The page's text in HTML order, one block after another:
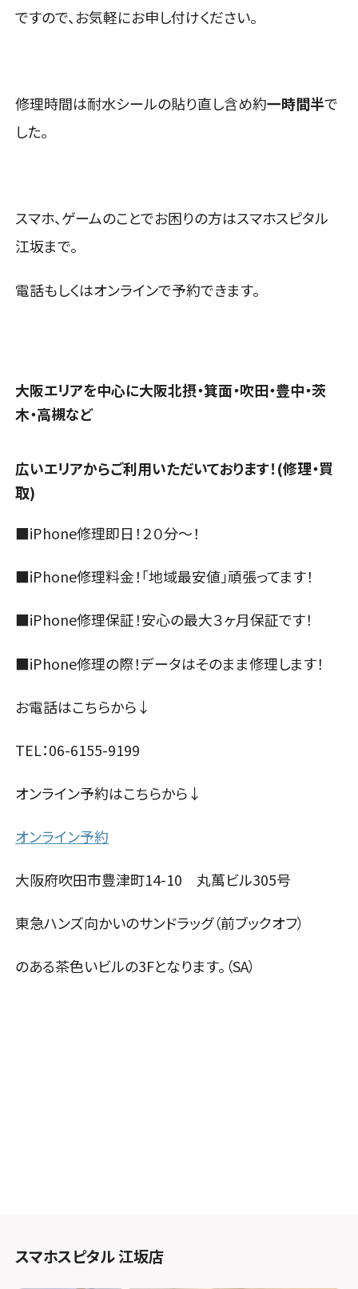
ですので、お気軽にお申し付けください。
修理時間は耐水シールの貼り直し含め約一時間半で
した。
スマホ、ゲームのことでお困りの方はスマホスピタル
江坂まで。
電話もしくはオンラインで予約できます。
大阪エリアを中心に大阪北摂・箕面・吹田・豊中・茨
木・高槻など
広いエリアからご利用いただいております！(修理・買
取)
■iPhone修理即日！２０分～！
■iPhone修理料金！「地域最安値」頑張ってます！
■iPhone修理保証！安心の最大３ヶ月保証です！
■iPhone修理の際！データはそのまま修理します！
お電話はこちらから↓
TEL：06-6155-9199
オンライン予約はこちらから↓
オンライン予約
大阪府吹田市豊津町14-10 丸萬ビル305号
東急ハンズ向かいのサンドラッグ（前ブックオフ）
のある茶色いビルの3Fとなります。（SA）
スマホスピタル 江坂店